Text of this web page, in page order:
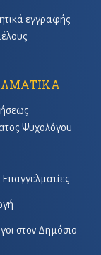
εγγραφής
Ψυχολόγου
Επαγγελματίες
στον Δημόσιο